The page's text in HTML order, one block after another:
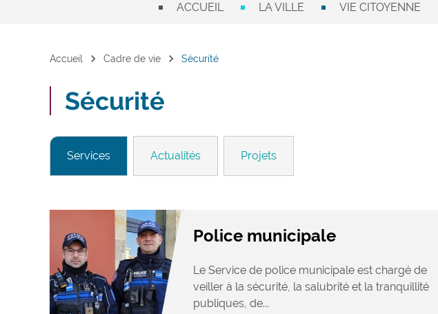
ACCUEIL LA VILLE VIE CITOYENNE
Accueil chevron_right Cadre de vie chevron_right Sécurité
Sécurité
Services Actualités Projets
Police municipale
Le Service de police municipale est chargé de
veiller à la sécurité, la salubrité et la tranquillité
publiques, de...